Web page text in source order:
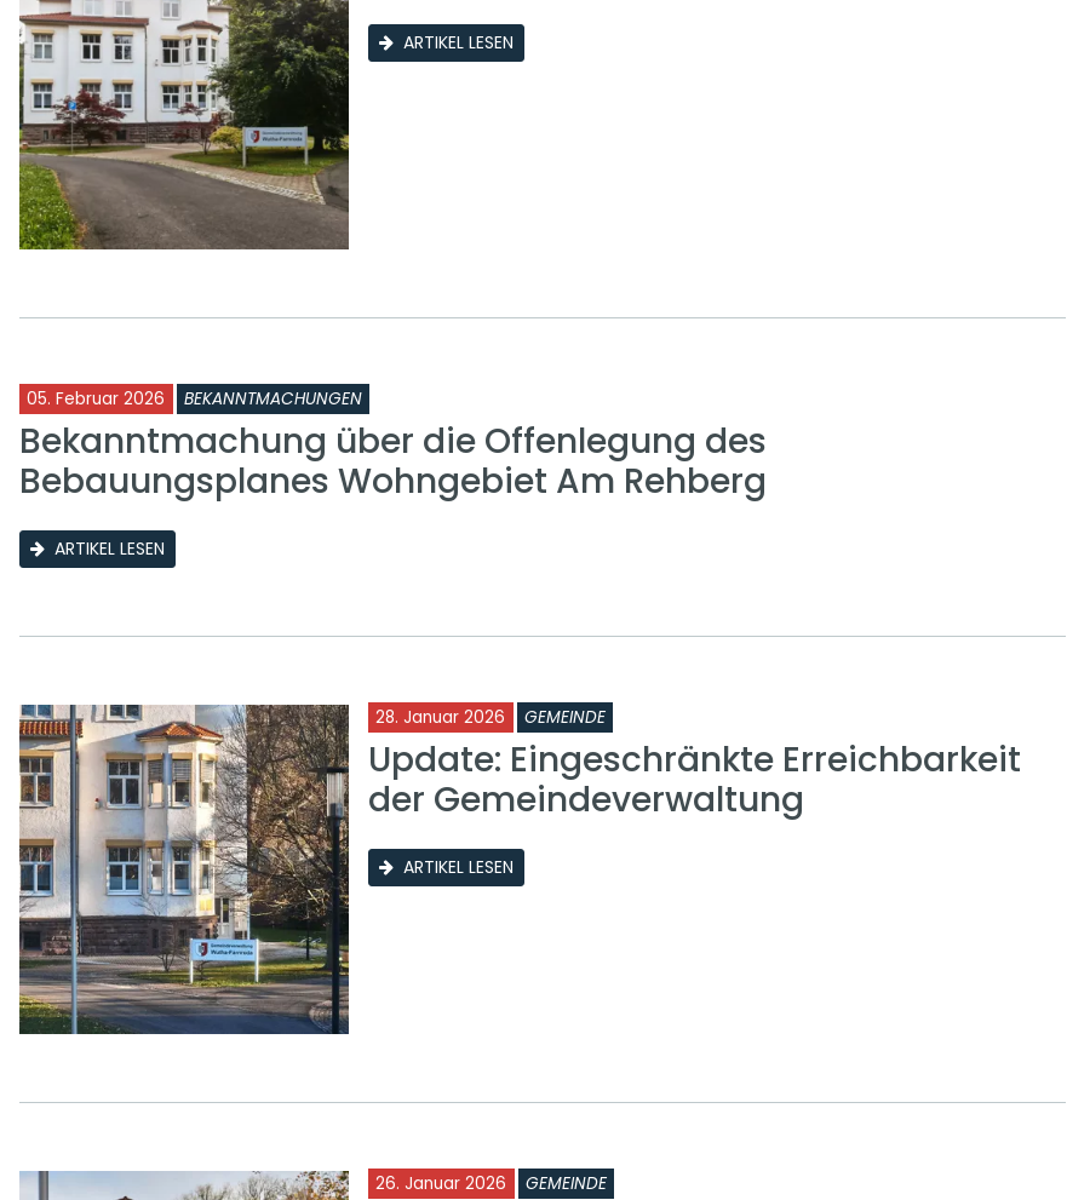
ARTIKEL LESEN
05. Februar 2026 BEKANNTMACHUNGEN
Bekanntmachung über die Offenlegung des
Bebauungsplanes Wohngebiet Am Rehberg
ARTIKEL LESEN
28. Januar 2026 GEMEINDE
Update: Eingeschränkte Erreichbarkeit
der Gemeindeverwaltung
ARTIKEL LESEN
26. Januar 2026 GEMEINDE